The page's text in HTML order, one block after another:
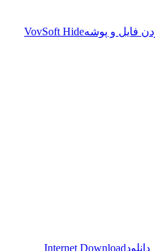
و پوشه VovSoft Hide
Internet